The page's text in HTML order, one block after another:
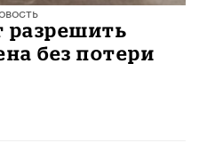
разрешить
без потери